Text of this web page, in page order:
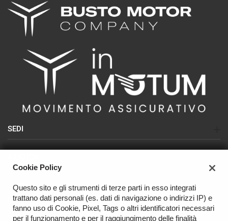
SEDI
Sede di Olgiate Olona (USATO)
Sede di Varese (NISSAN - USATO)
OFFICINA
Contatti
Cookie Policy
Questo sito e gli strumenti di terze parti in esso integrati
trattano dati personali (es. dati di navigazione o indirizzi IP) e
fanno uso di Cookie, Pixel, Tags o altri identificatori necessari
per il funzionamento e per il raggiungimento delle finalità